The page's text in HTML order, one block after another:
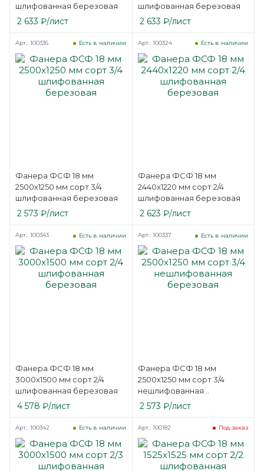
шлифованная березовая
2 633 ₽/лист
шлифованная березовая
2 633 ₽/лист
Фанера ФСФ 18 мм
2500х1250 мм сорт 3/4
шлифованная березовая
Есть в наличии
Арт.: 100336
2 573 ₽/лист
Фанера ФСФ 18 мм
2440х1220 мм сорт 2/4
шлифованная березовая
Есть в наличии
Арт.: 100324
2 623 ₽/лист
Фанера ФСФ 18 мм
3000х1500 мм сорт 2/4
шлифованная березовая
Есть в наличии
Арт.: 100343
4 578 ₽/лист
Фанера ФСФ 18 мм
2500х1250 мм сорт 3/4
нешлифованная
березовая
Есть в наличии
Арт.: 100337
2 573 ₽/лист
Есть в наличии
Арт.: 100342 Под заказ
Арт.: 100182